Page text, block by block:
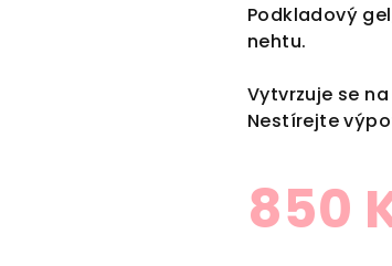
Podkladový
nehtu.
Vytvrzuje se na
Nestírejte
850